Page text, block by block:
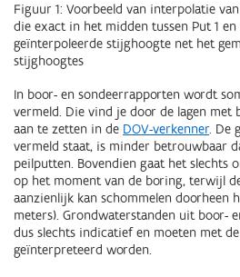
Figuur 1: Voorbeeld van interpolatie
die exact in het midden tussen Put 1 en
geïnterpoleerde stijghoogte net het
stijghoogtes
In boor- en sondeerrapporten wordt
vermeld. Die vind je door de lagen met
aan te zetten in de DOV-verkenner. De
vermeld staat, is minder betrouwbaar
peilputten. Bovendien gaat het slechts
op het moment van de boring, terwijl
aanzienlijk kan schommelen doorheen
meters). Grondwaterstanden uit boor-
dus slechts indicatief en moeten met
geïnterpreteerd worden.